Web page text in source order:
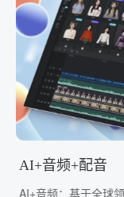
AI+音频+配音
AI+音频：基于全球